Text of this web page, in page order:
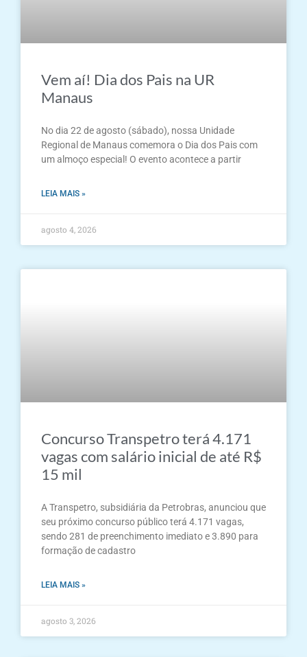
Vem aí! Dia dos Pais na UR
Manaus
No dia 22 de agosto (sábado), nossa Unidade
Regional de Manaus comemora o Dia dos Pais com
um almoço especial! O evento acontece a partir
LEIA MAIS »
agosto 4, 2026
Concurso Transpetro terá 4.171
vagas com salário inicial de até R$
15 mil
A Transpetro, subsidiária da Petrobras, anunciou que
seu próximo concurso público terá 4.171 vagas,
sendo 281 de preenchimento imediato e 3.890 para
formação de cadastro
LEIA MAIS »
agosto 3, 2026